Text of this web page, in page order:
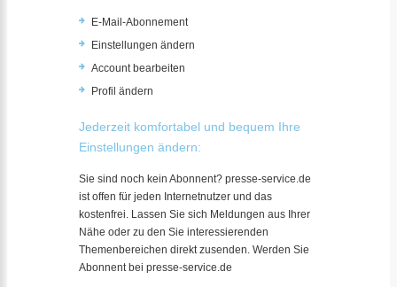
E-Mail-Abonnement
Einstellungen ändern
Account bearbeiten
Profil ändern
Jederzeit komfortabel und bequem Ihre
Einstellungen ändern:
Sie sind noch kein Abonnent? presse-service.de
ist offen für jeden Internetnutzer und das
kostenfrei. Lassen Sie sich Meldungen aus Ihrer
Nähe oder zu den Sie interessierenden
Themenbereichen direkt zusenden. Werden Sie
Abonnent bei presse-service.de